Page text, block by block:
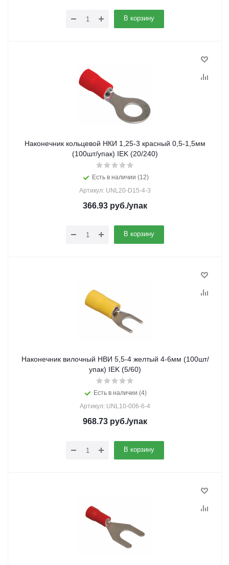
В корзину
Наконечник кольцевой НКИ 1,25-3 красный 0,5-1,5мм
(100шт/упак) IEK (20/240)
Есть в наличии (12)
Артикул: UNL20-D15-4-3
366.93 руб./упак
В корзину
Наконечник вилочный НВИ 5,5-4 желтый 4-6мм (100шт/
упак) IEK (5/60)
Есть в наличии (4)
Артикул: UNL10-006-6-4
968.73 руб./упак
В корзину